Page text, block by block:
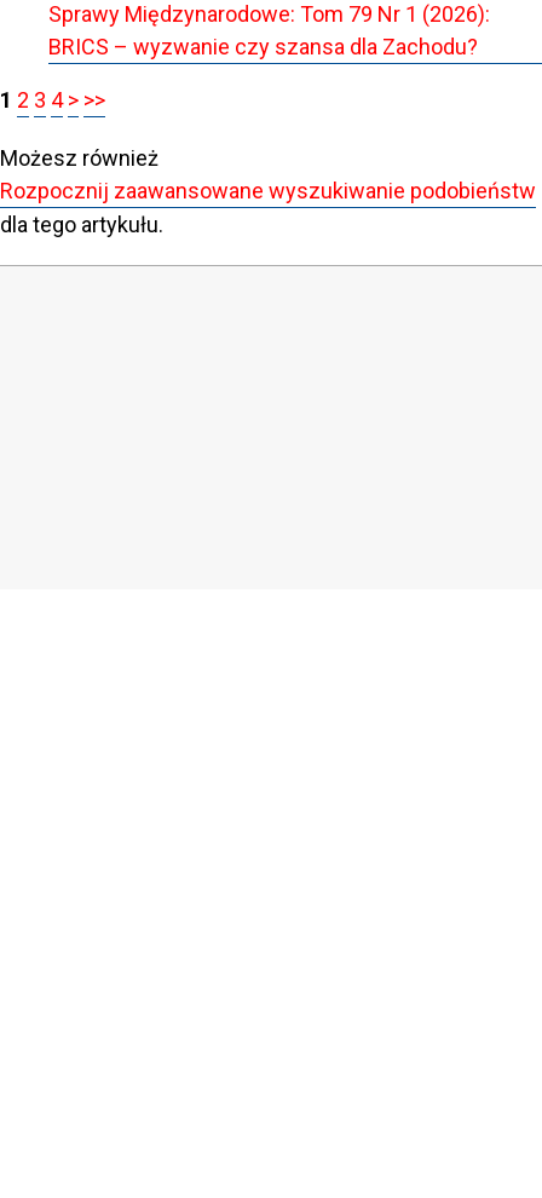
Sprawy Międzynarodowe: Tom 79 Nr 1 (2026):
BRICS – wyzwanie czy szansa dla Zachodu?
1 2 3 4 > >>
Możesz również
Rozpocznij zaawansowane wyszukiwanie podobieństw
dla tego artykułu.